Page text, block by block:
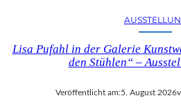
Lisa Pufahl in der Galerie
den Stühlen“ –
Veröffentlicht am:5. August 2026